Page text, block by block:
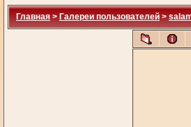
Главная > Галереи пользователей >